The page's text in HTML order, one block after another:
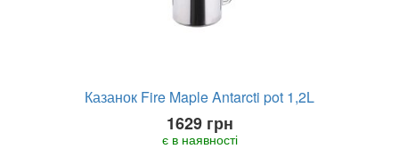
Казанок Fire Maple Antarcti pot 1,2L
1629 грн
є в наявності